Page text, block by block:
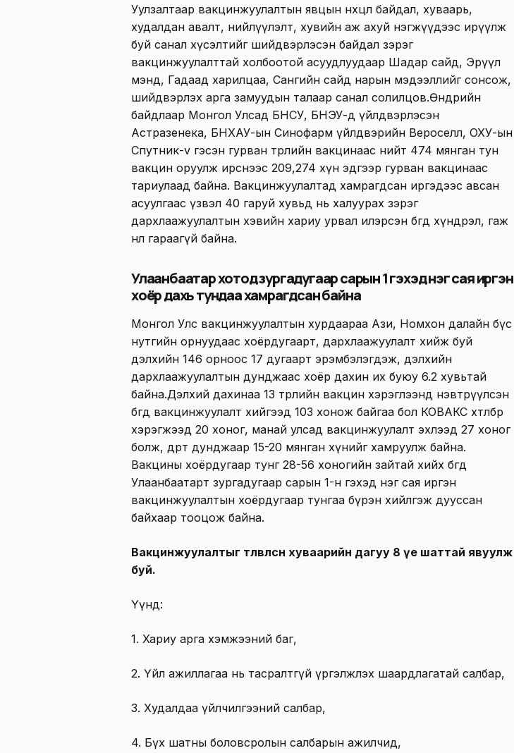
Уулзалтаар вакцинжуулалтын явцын нөхцөл байдал, хуваарь,
худалдан авалт, нийлүүлэлт, хувийн аж ахуй нэгжүүдээс ирүүлж
буй санал хүсэлтийг шийдвэрлэсэн байдал зэрэг
вакцинжуулалттай холбоотой асуудлуудаар Шадар сайд, Эрүүл
мэнд, Гадаад харилцаа, Сангийн сайд нарын мэдээллийг сонсож,
шийдвэрлэх арга замуудын талаар санал солилцов.Өнөөдрийн
байдлаар Монгол Улсад БНСУ, БНЭУ-д үйлдвэрлэсэн
Астразенека, БНХАУ-ын Синофарм үйлдвэрийн Вероселл, ОХУ-ын
Спутник-v гэсэн гурван төрлийн вакцинаас нийт 474 мянган тун
вакцин оруулж ирснээс 209,274 хүн эдгээр гурван вакцинаас
тариулаад байна. Вакцинжуулалтад хамрагдсан иргэдээс авсан
асуулгаас үзвэл 40 гаруй хувьд нь халуурах зэрэг
дархлаажуулалтын хэвийн хариу урвал илэрсэн бөгөөд хүндрэл, гаж
нөлөө гараагүй байна.
Улаанбаатар хотод зургадугаар сарын 1 гэхэд нэг сая иргэн
хоёр дахь тундаа хамрагдсан байна
Монгол Улс вакцинжуулалтын хурдаараа Ази, Номхон далайн бүс
нутгийн орнуудаас хоёрдугаарт, дархлаажуулалт хийж буй
дэлхийн 146 орноос 17 дугаарт эрэмбэлэгдэж, дэлхийн
дархлаажуулалтын дунджаас хоёр дахин их буюу 6.2 хувьтай
байна.Дэлхий дахинаа 13 төрлийн вакцин хэрэглээнд нэвтрүүлсэн
бөгөөд вакцинжуулалт хийгээд 103 хонож байгаа бол КОВАКС хөтөлбөр
хэрэгжээд 20 хоног, манай улсад вакцинжуулалт эхлээд 27 хоног
болж, өдөрт дунджаар 15-20 мянган хүнийг хамруулж байна.
Вакцины хоёрдугаар тунг 28-56 хоногийн зайтай хийх бөгөөд
Улаанбаатарт зургадугаар сарын 1-н гэхэд нэг сая иргэн
вакцинжуулалтын хоёрдугаар тунгаа бүрэн хийлгэж дууссан
байхаар тооцож байна.
Вакцинжуулалтыг төлөвлөсөн хуваарийн дагуу 8 үе шаттай явуулж
буй.
Үүнд:
1. Хариу арга хэмжээний баг,
2. Үйл ажиллагаа нь тасралтгүй үргэлжлэх шаардлагатай салбар,
3. Худалдаа үйлчилгээний салбар,
4. Бүх шатны боловсролын салбарын ажилчид,